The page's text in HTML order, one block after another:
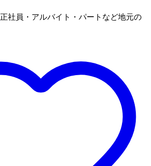
正社員・アルバイト・パートなど地元の